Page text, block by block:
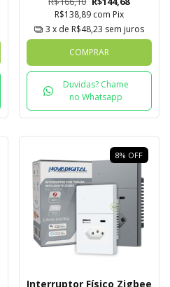
R$138,89 com Pix
3 x de R$48,23 sem juros
COMPRAR
Duvidas? Chame
no Whatsapp
8% OFF
Interruptor Físico Zigbee